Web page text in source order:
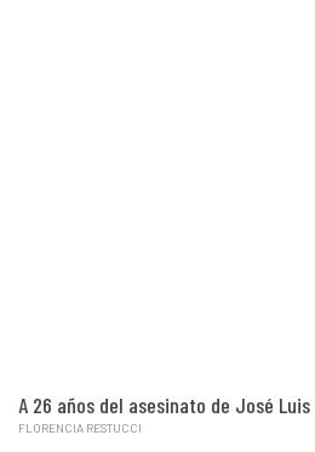
A 26 años del asesinato de José Luis
FLORENCIA RESTUCCI